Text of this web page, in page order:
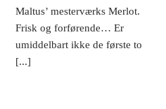
Maltus’ mesterværks Merlot.
Frisk og forførende… Er
umiddelbart ikke de første to
[...]